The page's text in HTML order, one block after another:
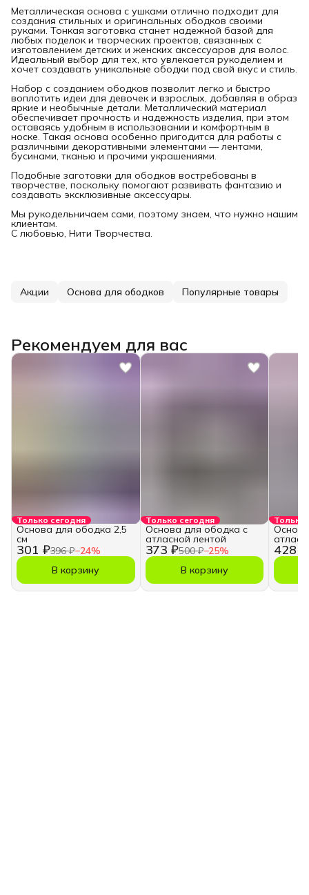
Металлическая основа с ушками отлично подходит для
создания стильных и оригинальных ободков своими
руками. Тонкая заготовка станет надежной базой для
любых поделок и творческих проектов, связанных с
изготовлением детских и женских аксессуаров для волос.
Идеальный выбор для тех, кто увлекается рукоделием и
хочет создавать уникальные ободки под свой вкус и стиль.
Набор с созданием ободков позволит легко и быстро
воплотить идеи для девочек и взрослых, добавляя в образ
яркие и необычные детали. Металлический материал
обеспечивает прочность и надежность изделия, при этом
оставаясь удобным в использовании и комфортным в
носке. Такая основа особенно пригодится для работы с
различными декоративными элементами — лентами,
бусинами, тканью и прочими украшениями.
Подобные заготовки для ободков востребованы в
творчестве, поскольку помогают развивать фантазию и
создавать эксклюзивные аксессуары.
Мы рукодельничаем сами, поэтому знаем, что нужно нашим
клиентам.
С любовью, Нити Творчества.
Акции Основа для ободков Популярные товары
Рекомендуем для вас
Только сегодня
301 ₽396 ₽−24%
Основа для ободка 2,5
см
В корзину
Только сегодня
373 ₽500 ₽−25%
Основа для ободка с
атласной лентой
В корзину
Только
428 ₽